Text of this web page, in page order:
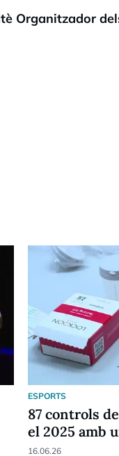
Organitzador
ESPORTS
87 controls
el 2025 amb
16.06.26